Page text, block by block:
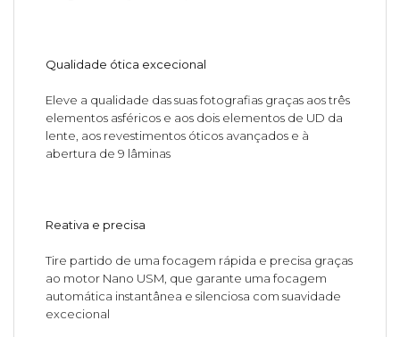
Qualidade ótica excecional
Eleve a qualidade das suas fotografias graças aos três
elementos asféricos e aos dois elementos de UD da
lente, aos revestimentos óticos avançados e à
abertura de 9 lâminas
Reativa e precisa
Tire partido de uma focagem rápida e precisa graças
ao motor Nano USM, que garante uma focagem
automática instantânea e silenciosa com suavidade
excecional